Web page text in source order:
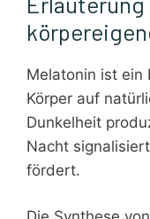
Melatonin ist ein
Körper auf
Dunkelheit
Nacht
fördert.